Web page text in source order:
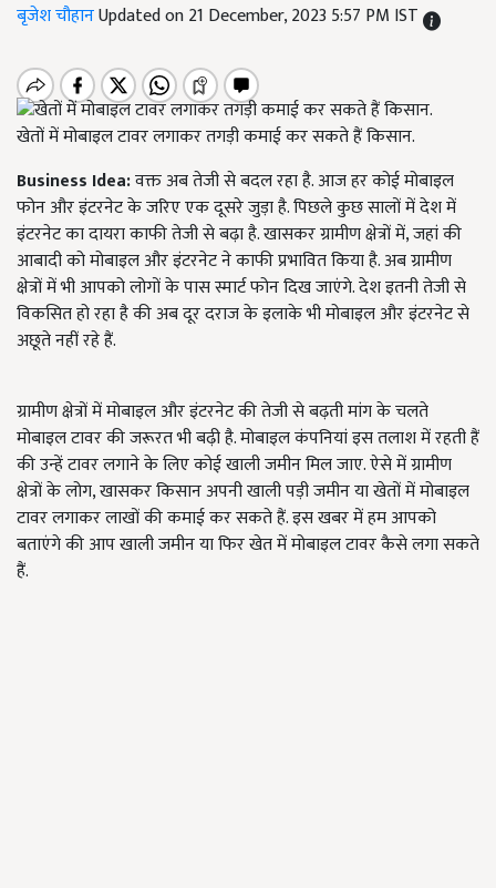
बृजेश चौहानUpdated on 21 December, 2023 5:57 PM IST
खेतों में मोबाइल टावर लगाकर तगड़ी कमाई कर सकते हैं किसान.
Business Idea:वक्त अब तेजी से बदल रहा है. आज हर कोई मोबाइल
फोन और इंटरनेट के जरिए एक दूसरे जुड़ा है. पिछले कुछ सालों में देश में
इंटरनेट का दायरा काफी तेजी से बढ़ा है. खासकर ग्रामीण क्षेत्रों में, जहां की
आबादी को मोबाइल और इंटरनेट ने काफी प्रभावित किया है. अब ग्रामीण
क्षेत्रों में भी आपको लोगों के पास स्मार्ट फोन दिख जाएंगे. देश इतनी तेजी से
विकसित हो रहा है की अब दूर दराज के इलाके भी मोबाइल और इंटरनेट से
अछूते नहीं रहे हैं.
ग्रामीण क्षेत्रों में मोबाइल और इंटरनेट की तेजी से बढ़ती मांग के चलते
मोबाइल टावर की जरूरत भी बढ़ी है. मोबाइल कंपनियां इस तलाश में रहती हैं
की उन्हें टावर लगाने के लिए कोई खाली जमीन मिल जाए. ऐसे में ग्रामीण
क्षेत्रों के लोग, खासकर किसान अपनी खाली पड़ी जमीन या खेतों में मोबाइल
टावर लगाकर लाखों की कमाई कर सकते हैं. इस खबर में हम आपको
बताएंगे की आप खाली जमीन या फिर खेत में मोबाइल टावर कैसे लगा सकते
हैं.